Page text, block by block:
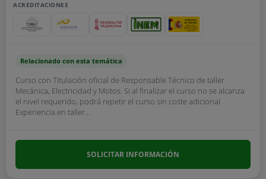
ACREDITACIONES
Relacionado con esta temática
Curso con Titulación oficial de Responsable Técnico de taller
Mecánica, Electricidad y Motos. Si al finalizar el curso no se alcanza
el nivel requerido, podrá repetir el curso sin coste adicional
Experiencia en taller...
SOLICITAR INFORMACIÓN